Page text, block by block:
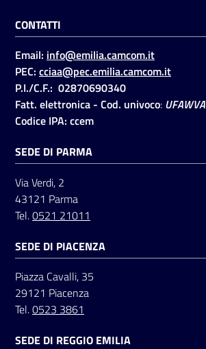
Seguici
su
CONTATTI
Email: info@emilia.camcom.it
PEC: cciaa@pec.emilia.camcom.it
P.I./C.F.: 02870690340
Fatt. elettronica - Cod. univoco: UFAWVA
Codice IPA: ccem
SEDE DI PARMA
Via Verdi, 2
43121 Parma
Tel.0521 21011
SEDE DI PIACENZA
Piazza Cavalli, 35
29121 Piacenza
Tel.0523 3861
SEDE DI REGGIO EMILIA